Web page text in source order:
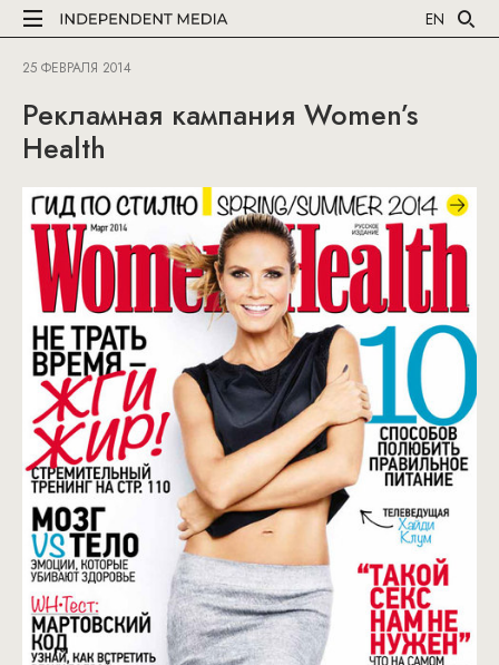
EN
25 ФЕВРАЛЯ 2014
Рекламная кампания Women’s
Health